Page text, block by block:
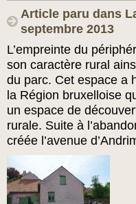
Article paru dans
septembre 2013
L’empreinte du
son caractère rural
du parc. Cet espace a
la Région bruxelloise
un espace de
rurale. Suite à
créée l’avenue